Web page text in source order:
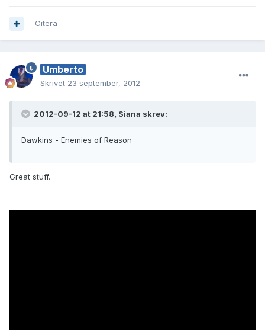
Citera
Umberto
Skrivet 23 september, 2012
2012-09-12 at 21:58, Siana skrev:
Dawkins - Enemies of Reason
Great stuff.
--